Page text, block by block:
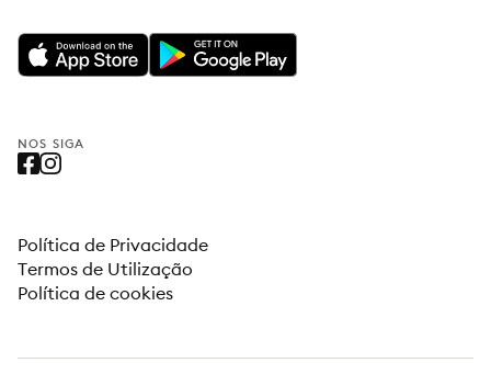
NOS SIGA
Política de Privacidade
Termos de Utilização
Política de cookies